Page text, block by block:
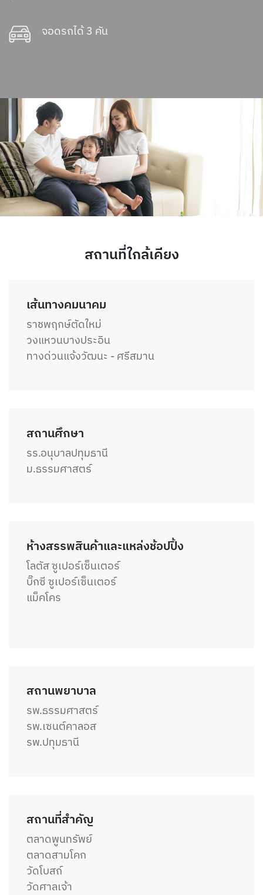
จอดรถได้ 3 คัน
สถานที่ใกล้เคียง
เส้นทางคมนาคม
ราชพฤกษ์ตัดใหม่
วงแหวนบางประอิน
ทางด่วนแจ้งวัฒนะ - ศรีสมาน
สถานศึกษา
รร.อนุบาลปทุมธานี
ม.ธรรมศาสตร์
ห้างสรรพสินค้าและแหล่งช้อปปิ้ง
โลตัส ซูเปอร์เซ็นเตอร์
บิ๊กซี ซูเปอร์เซ็นเตอร์
แม็คโคร
สถานพยาบาล
รพ.ธรรมศาสตร์
รพ.เซนต์คาลอส
รพ.ปทุมธานี
สถานที่สำคัญ
ตลาดพูนทรัพย์
ตลาดสามโคก
วัดโบสถ์
วัดศาลเจ้า